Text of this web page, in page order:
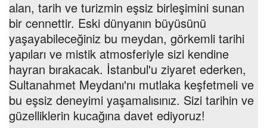
alan, tarih ve turizmin eşsiz birleşimini sunan
bir cennettir. Eski dünyanın büyüsünü
yaşayabileceğiniz bu meydan, görkemli tarihi
yapıları ve mistik atmosferiyle sizi kendine
hayran bırakacak. İstanbul'u ziyaret ederken,
Sultanahmet Meydanı'nı mutlaka keşfetmeli ve
bu eşsiz deneyimi yaşamalısınız. Sizi tarihin ve
güzelliklerin kucağına davet ediyoruz!